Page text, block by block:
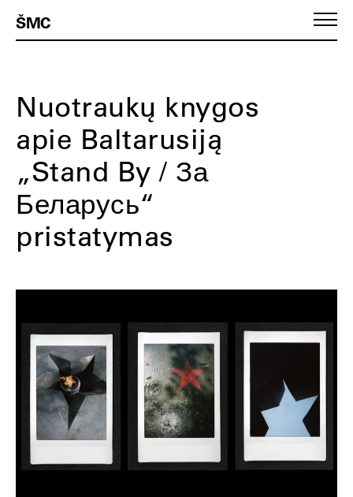
ŠMC
Nuotraukų knygos
apie Baltarusiją
„Stand By / За
Беларусь“
pristatymas